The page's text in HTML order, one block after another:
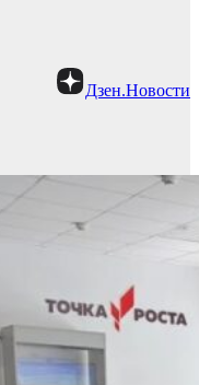
Дзен.Новости